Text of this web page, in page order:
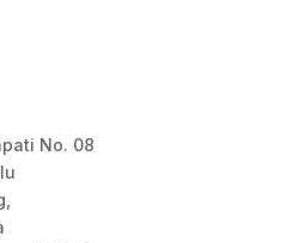
No. 08